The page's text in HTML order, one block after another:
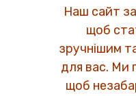
Наш сайт
щоб
зручнішим
для вас. Ми
щоб